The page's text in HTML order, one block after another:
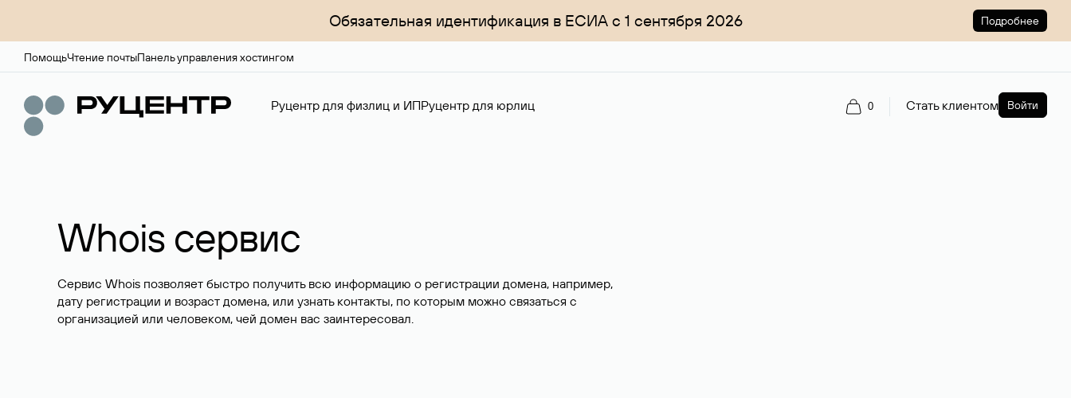
Обязательная идентификация в ЕСИА с 1 сентября 2026 Подробнее
ПомощьЧтение почтыПанель управления хостингом
Руцентр для физлиц и ИПРуцентр для юрлиц 0 Стать клиентом Войти
Whois сервис
Сервис Whois позволяет быстро получить всю информацию о регистрации домена, например,
дату регистрации и возраст домена, или узнать контакты, по которым можно связаться с
организацией или человеком, чей домен вас заинтересовал.